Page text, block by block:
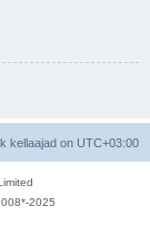
kellaajad on UTC+03:00
2025